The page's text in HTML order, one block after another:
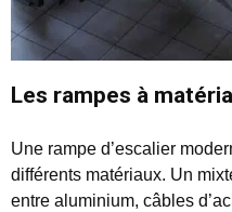
Les rampes à
Une rampe d’escalier
différents matériaux. Un
entre aluminium, câbles